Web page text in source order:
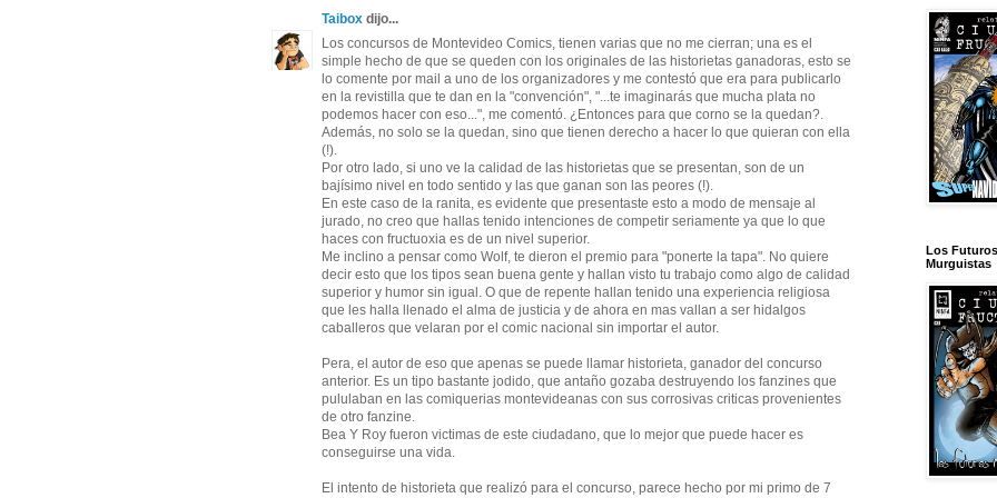
Taibox dijo...
Los concursos de Montevideo Comics, tienen varias que no me cierran; una es el
simple hecho de que se queden con los originales de las historietas ganadoras, esto se
lo comente por mail a uno de los organizadores y me contestó que era para publicarlo
en la revistilla que te dan en la "convención", "...te imaginarás que mucha plata no
podemos hacer con eso...", me comentó. ¿Entonces para que corno se la quedan?.
Además, no solo se la quedan, sino que tienen derecho a hacer lo que quieran con ella
(!).
Por otro lado, si uno ve la calidad de las historietas que se presentan, son de un
bajísimo nivel en todo sentido y las que ganan son las peores (!).
En este caso de la ranita, es evidente que presentaste esto a modo de mensaje al
jurado, no creo que hallas tenido intenciones de competir seriamente ya que lo que
haces con fructuoxia es de un nivel superior.
Me inclino a pensar como Wolf, te dieron el premio para "ponerte la tapa". No quiere
decir esto que los tipos sean buena gente y hallan visto tu trabajo como algo de calidad
superior y humor sin igual. O que de repente hallan tenido una experiencia religiosa
que les halla llenado el alma de justicia y de ahora en mas vallan a ser hidalgos
caballeros que velaran por el comic nacional sin importar el autor.
Pera, el autor de eso que apenas se puede llamar historieta, ganador del concurso
anterior. Es un tipo bastante jodido, que antaño gozaba destruyendo los fanzines que
pululaban en las comiquerias montevideanas con sus corrosivas criticas provenientes
de otro fanzine.
Bea Y Roy fueron victimas de este ciudadano, que lo mejor que puede hacer es
conseguirse una vida.
El intento de historieta que realizó para el concurso, parece hecho por mi primo de 7
Los Futuros
Murguistas